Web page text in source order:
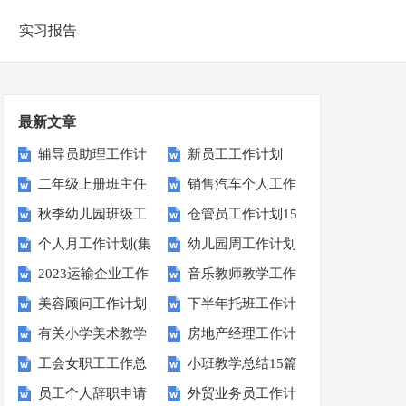
实习报告
最新文章
辅导员助理工作计
划
新员工工作计划
二年级上册班主任
工作计划
销售汽车个人工作
计划
秋季幼儿园班级工
作计划
仓管员工作计划15
篇
个人月工作计划(集
合15篇)
幼儿园周工作计划
2023运输企业工作
计划
音乐教师教学工作
总结
美容顾问工作计划 下半年托班工作计
划
有关小学美术教学
总结
房地产经理工作计
划
工会女职工工作总
结
小班教学总结15篇
员工个人辞职申请 外贸业务员工作计